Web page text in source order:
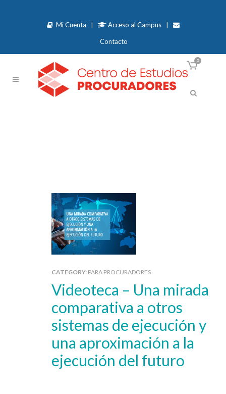
Mi Cuenta Acceso al Campus|
Contacto
0
CATEGORY: PARA PROCURADORES
Videoteca – Una mirada
comparativa a otros
sistemas de ejecución y
una aproximación a la
ejecución del futuro